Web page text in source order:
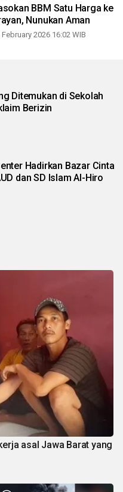
BBM Satu Harga ke
Nunukan Aman
February 2026 16:02 WIB
Ditemukan di Sekolah
Berizin
Hadirkan Bazar Cinta
dan SD Islam Al-Hiro
asal Jawa Barat yang